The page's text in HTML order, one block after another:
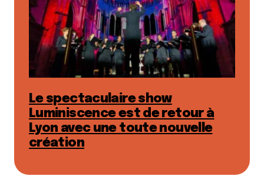
Le spectaculaire show
Luminiscence est de retour à
Lyon avec une toute nouvelle
création